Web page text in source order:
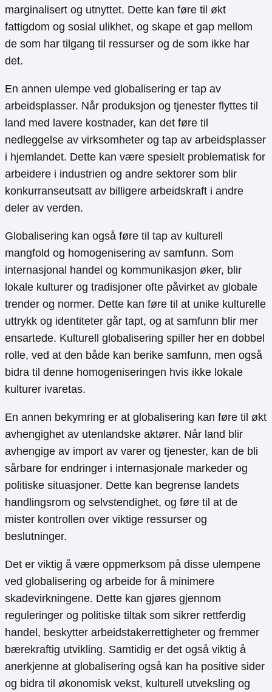
marginalisert og utnyttet. Dette kan føre til økt
fattigdom og sosial ulikhet, og skape et gap mellom
de som har tilgang til ressurser og de som ikke har
det.
En annen ulempe ved globalisering er tap av
arbeidsplasser. Når produksjon og tjenester flyttes til
land med lavere kostnader, kan det føre til
nedleggelse av virksomheter og tap av arbeidsplasser
i hjemlandet. Dette kan være spesielt problematisk for
arbeidere i industrien og andre sektorer som blir
konkurranseutsatt av billigere arbeidskraft i andre
deler av verden.
Globalisering kan også føre til tap av kulturell
mangfold og homogenisering av samfunn. Som
internasjonal handel og kommunikasjon øker, blir
lokale kulturer og tradisjoner ofte påvirket av globale
trender og normer. Dette kan føre til at unike kulturelle
uttrykk og identiteter går tapt, og at samfunn blir mer
ensartede. Kulturell globalisering spiller her en dobbel
rolle, ved at den både kan berike samfunn, men også
bidra til denne homogeniseringen hvis ikke lokale
kulturer ivaretas.
En annen bekymring er at globalisering kan føre til økt
avhengighet av utenlandske aktører. Når land blir
avhengige av import av varer og tjenester, kan de bli
sårbare for endringer i internasjonale markeder og
politiske situasjoner. Dette kan begrense landets
handlingsrom og selvstendighet, og føre til at de
mister kontrollen over viktige ressurser og
beslutninger.
Det er viktig å være oppmerksom på disse ulempene
ved globalisering og arbeide for å minimere
skadevirkningene. Dette kan gjøres gjennom
reguleringer og politiske tiltak som sikrer rettferdig
handel, beskytter arbeidstakerrettigheter og fremmer
bærekraftig utvikling. Samtidig er det også viktig å
anerkjenne at globalisering også kan ha positive sider
og bidra til økonomisk vekst, kulturell utveksling og